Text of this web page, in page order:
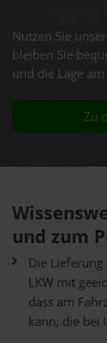
Nutzen Sie
bleiben Sie
und die Lage
Zu
und zum
Die
LKW mit
dass am
kann, die bei